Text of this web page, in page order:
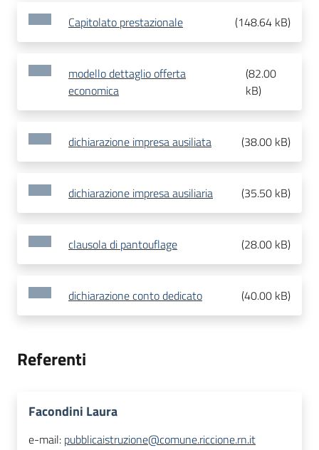
Capitolato prestazionale (148.64 kB)
modello dettaglio offerta
economica
(82.00
kB)
dichiarazione impresa ausiliata (38.00 kB)
dichiarazione impresa ausiliaria (35.50 kB)
clausola di pantouflage (28.00 kB)
dichiarazione conto dedicato (40.00 kB)
Referenti
Facondini Laura
e-mail: pubblicaistruzione@comune.riccione.rn.it